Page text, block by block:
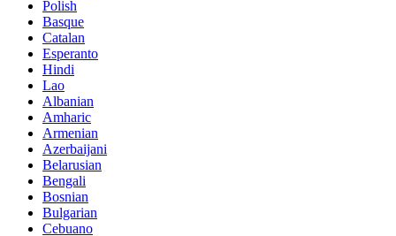
Polish
Basque
Catalan
Esperanto
Hindi
Lao
Albanian
Amharic
Armenian
Azerbaijani
Belarusian
Bengali
Bosnian
Bulgarian
Cebuano